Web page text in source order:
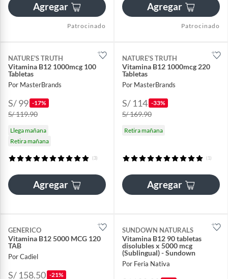
Agregar
Patrocinado
Agregar
Patrocinado
NATURE'S TRUTH
Vitamina B12 1000mcg 100
Tabletas
Por MasterBrands
S/ 99 -17%
S/ 119.90
Llega mañana
Retira mañana
(3)
Agregar
NATURE'S TRUTH
Vitamina B12 1000mcg 220
Tabletas
Por MasterBrands
S/ 114 -33%
S/ 169.90
Retira mañana
(1)
Agregar
GENERICO
Vitamina B12 5000 MCG 120
TAB
Por Cadiel
S/ 158.50 -21%
SUNDOWN NATURALS
Vitamina B12 90 tabletas
disolubles x 5000 mcg
(Sublingual) - Sundown
Por Feria Nativa